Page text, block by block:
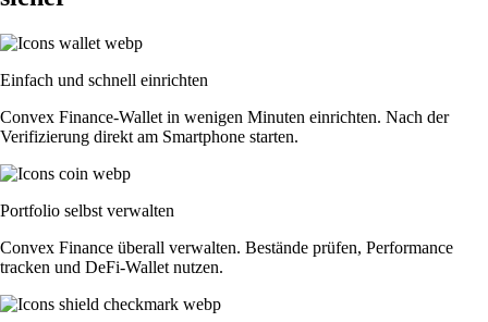
Einfach und schnell einrichten
Convex Finance-Wallet in wenigen Minuten einrichten. Nach der
Verifizierung direkt am Smartphone starten.
Portfolio selbst verwalten
Convex Finance überall verwalten. Bestände prüfen, Performance
tracken und DeFi-Wallet nutzen.